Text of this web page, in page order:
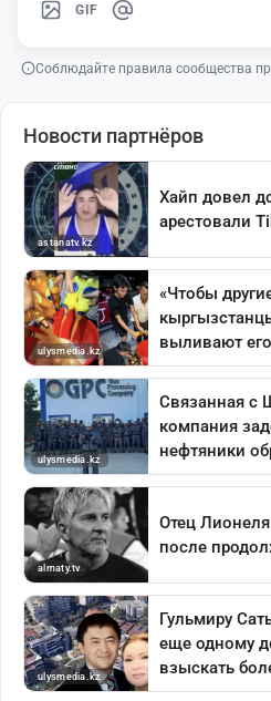
GIF
Соблюдайте правила сообщества